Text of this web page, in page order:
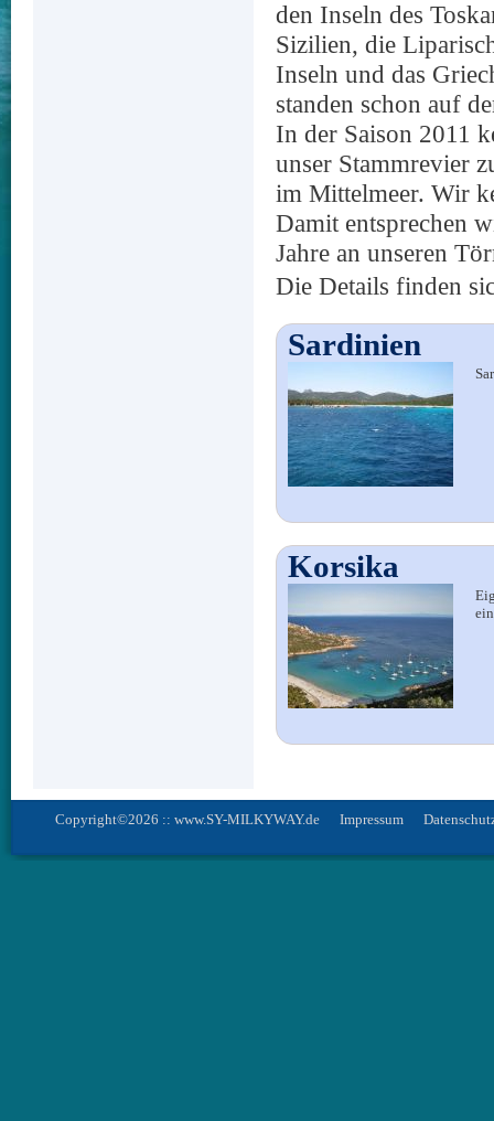
den Inseln des
Sizilien, die
Inseln und das
standen schon auf
In der Saison 2011
unser Stammrevier
im Mittelmeer. Wir
Damit entsprechen
Jahre an unseren
Die Details finden
Sardinien
Korsika
Copyright©2026 :: www.SY-MILKYWAY.de Impressum